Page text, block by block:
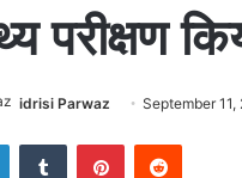
परीक्षण
idrisi Parwaz September 11,